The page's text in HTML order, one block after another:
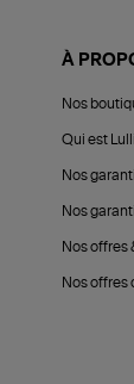
À
Nos
Qui est
Nos
Nos
Nos offres
Nos offres